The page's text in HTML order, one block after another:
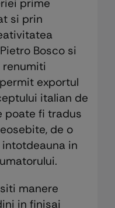
prime
si prin
Bosco si
renumiti
exportul
italian de
poate fi tradus
de o
in
manere
in finisaj